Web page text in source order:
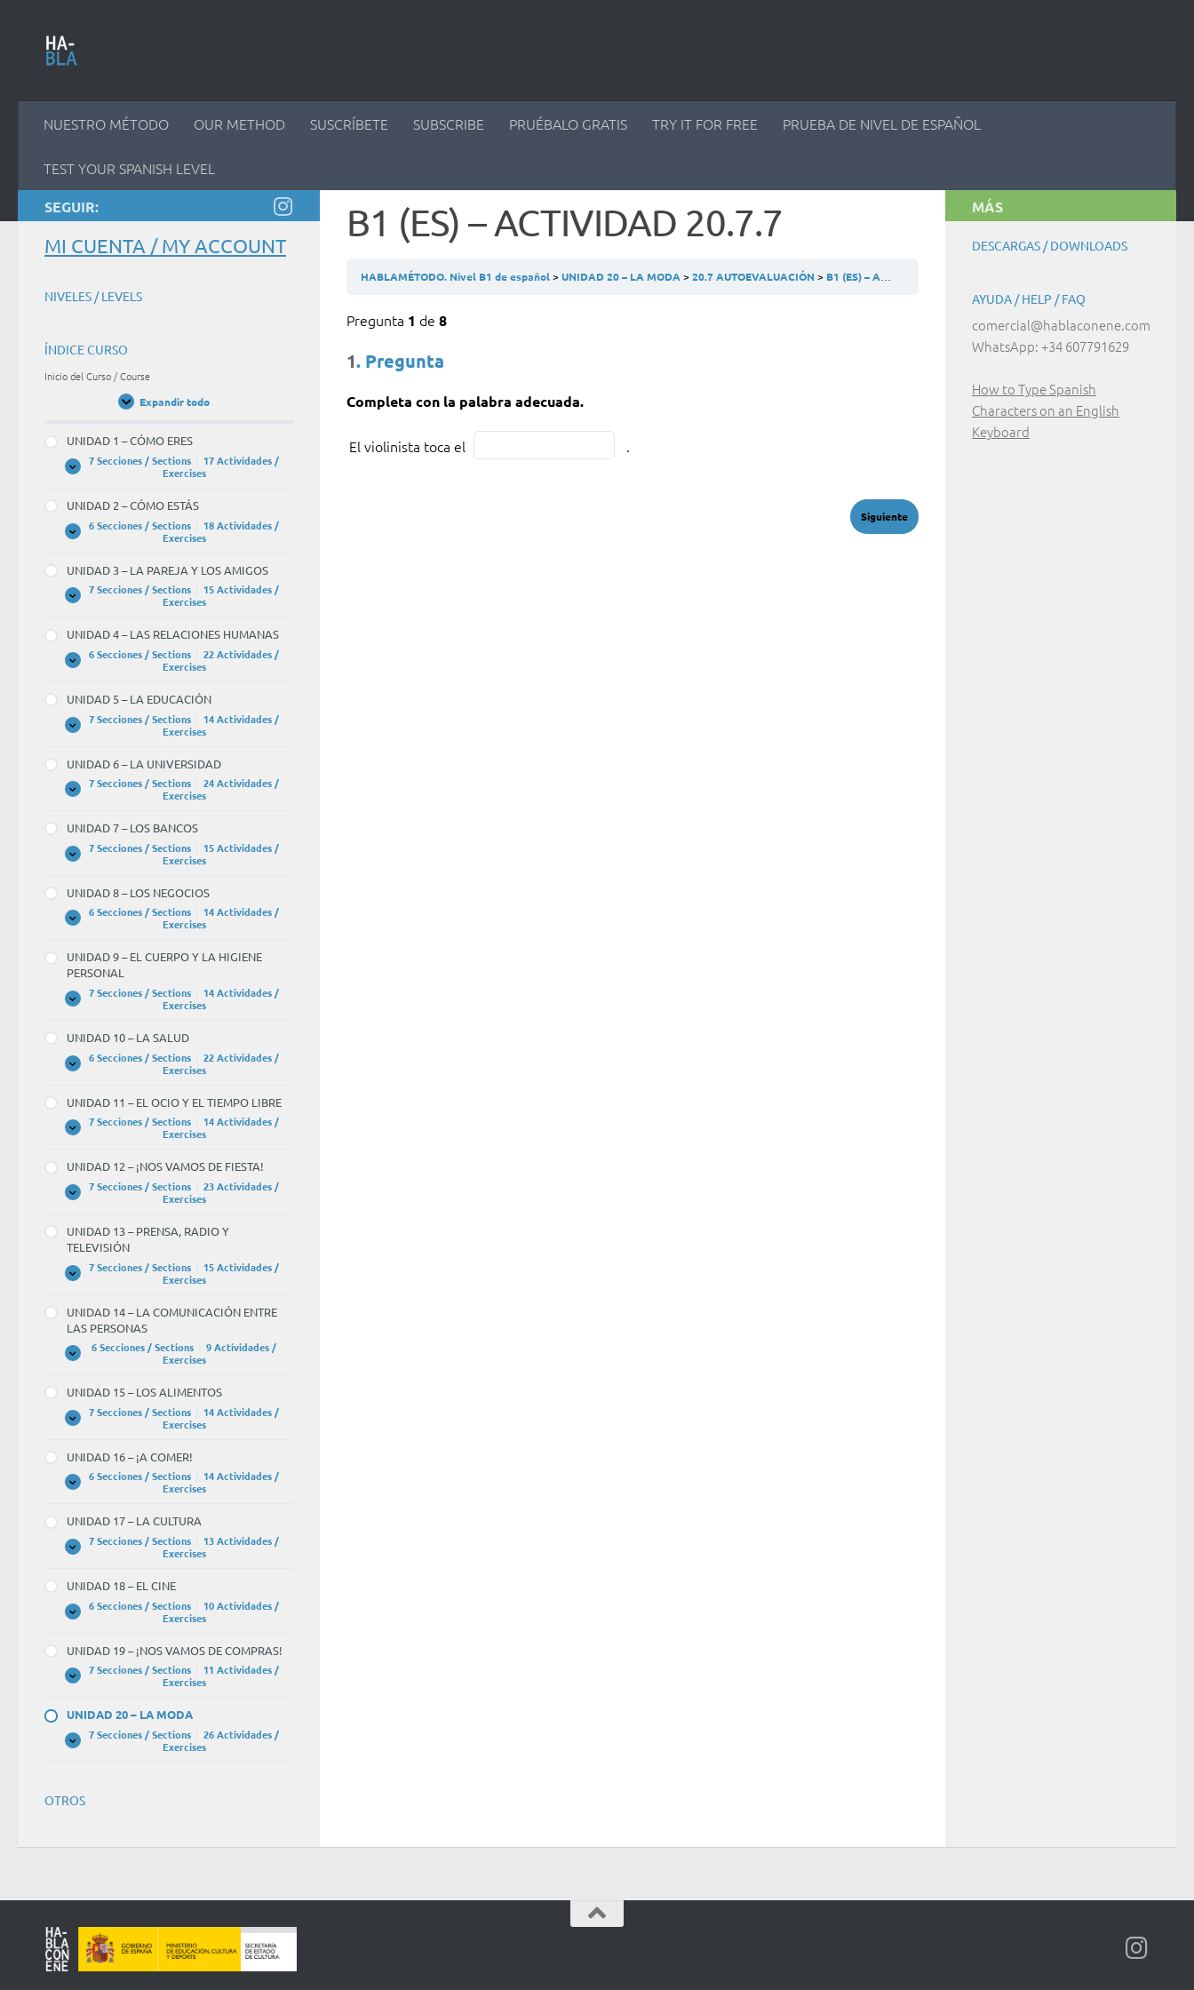
NUESTRO MÉTODO OUR METHOD SUSCRÍBETE SUBSCRIBE PRUÉBALO GRATIS TRY IT FOR FREE PRUEBA DE NIVEL DE ESPAÑOL
TEST YOUR SPANISH LEVEL
B1 (ES) – ACTIVIDAD 20.7.7
HABLAMÉTODO. Nivel B1 de español UNIDAD 20 – LA MODA 20.7 AUTOEVALUACIÓN B1 (ES) – ACTIVIDAD 20.7.7
Pregunta 1 de 8
1. Pregunta
Completa con la palabra adecuada.
El
El violinista toca el Fill
in
.
SEGUIR:
MI CUENTA / MY ACCOUNT
NIVELES / LEVELS
ÍNDICE CURSO
Inicio del Curso / Course
Expandir todo
Unidades
UNIDAD 1 – CÓMO ERES
Expandir
UNIDAD
CÓMO
ERES
7 Secciones / Sections
17 Actividades /
Exercises
UNIDAD 2 – CÓMO ESTÁS
Expandir
UNIDAD
CÓMO
ESTÁS
6 Secciones / Sections
18 Actividades /
Exercises
UNIDAD 3 – LA PAREJA Y LOS AMIGOS
Expandir
UNIDAD
LA
PAREJA
Y
7 Secciones / Sections
15 Actividades /
Exercises
UNIDAD 4 – LAS RELACIONES HUMANAS
Expandir
UNIDAD
LAS
RELACIONES
HUMANAS
6 Secciones / Sections
22 Actividades /
Exercises
UNIDAD 5 – LA EDUCACIÓN
Expandir
UNIDAD
LA
EDUCACIÓN
7 Secciones / Sections
14 Actividades /
Exercises
UNIDAD 6 – LA UNIVERSIDAD
Expandir
UNIDAD
LA
UNIVERSIDAD
7 Secciones / Sections
24 Actividades /
Exercises
UNIDAD 7 – LOS BANCOS
Expandir
UNIDAD
LOS
BANCOS
7 Secciones / Sections
15 Actividades /
Exercises
UNIDAD 8 – LOS NEGOCIOS
Expandir
UNIDAD
LOS
NEGOCIOS
6 Secciones / Sections
14 Actividades /
Exercises
UNIDAD 9 – EL CUERPO Y LA HIGIENE
PERSONAL
Expandir
UNIDAD
EL
CUERPO
Y
PERSONAL
7 Secciones / Sections
14 Actividades /
Exercises
UNIDAD 10 – LA SALUD
Expandir
UNIDAD
LA
SALUD
6 Secciones / Sections
22 Actividades /
Exercises
UNIDAD 11 – EL OCIO Y EL TIEMPO LIBRE
Expandir
UNIDAD
EL
OCIO
Y
LIBRE
7 Secciones / Sections
14 Actividades /
Exercises
UNIDAD 12 – ¡NOS VAMOS DE FIESTA!
Expandir
UNIDAD
¡NOS
VAMOS
FIESTA!
7 Secciones / Sections
23 Actividades /
Exercises
UNIDAD 13 – PRENSA, RADIO Y
TELEVISIÓN
Expandir
UNIDAD
PRENSA,
RADIO
TELEVISIÓN
7 Secciones / Sections
15 Actividades /
Exercises
UNIDAD 14 – LA COMUNICACIÓN ENTRE
LAS PERSONAS
Expandir
UNIDAD
LA
COMUNICACIÓN
ENTRE
6 Secciones / Sections
9 Actividades /
Exercises
UNIDAD 15 – LOS ALIMENTOS
Expandir
UNIDAD
LOS
ALIMENTOS
7 Secciones / Sections
14 Actividades /
Exercises
UNIDAD 16 – ¡A COMER!
Expandir
UNIDAD
¡A
COMER!
6 Secciones / Sections
14 Actividades /
Exercises
UNIDAD 17 – LA CULTURA
Expandir
UNIDAD
LA
CULTURA
7 Secciones / Sections
13 Actividades /
Exercises
UNIDAD 18 – EL CINE
Expandir
UNIDAD
EL
CINE
6 Secciones / Sections
10 Actividades /
Exercises
UNIDAD 19 – ¡NOS VAMOS DE COMPRAS!
Expandir
UNIDAD
¡NOS
VAMOS
DE
7 Secciones / Sections
11 Actividades /
Exercises
UNIDAD 20 – LA MODA
Expandir
UNIDAD
MODA
7 Secciones / Sections
26 Actividades /
Exercises
OTROS
MÁS
DESCARGAS / DOWNLOADS
AYUDA / HELP / FAQ
comercial@hablaconene.com
WhatsApp: +34 607791629
How to Type Spanish
Characters on an English
Keyboard